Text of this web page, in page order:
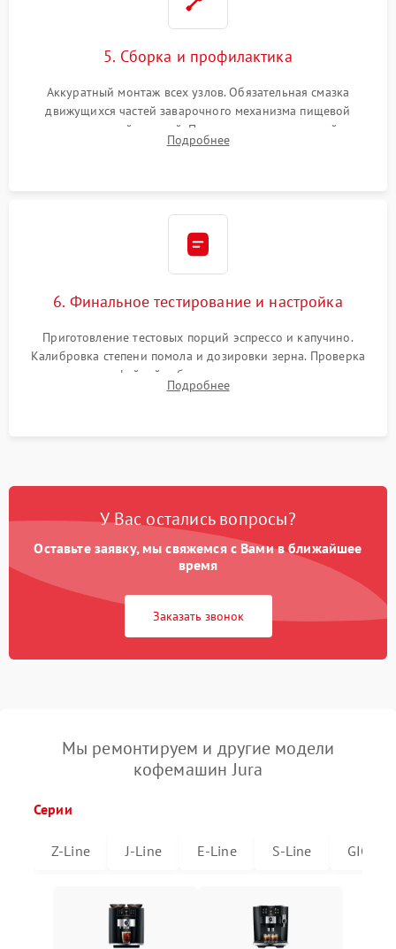
5. Сборка и профилактика
Аккуратный монтаж всех узлов. Обязательная смазка
движущихся частей заварочного механизма пищевой
силиконовой смазкой. Проведение программной
декальцинации и очистки системы от кофейных масел.
Подробнее
6. Финальное тестирование и настройка
Приготовление тестовых порций эспрессо и капучино.
Калибровка степени помола и дозировки зерна. Проверка
плотности кофейной таблетки, температуры напитка и
качества молочной пены. Контроль отсутствия посторонних
Подробнее
У Вас остались вопросы?
Оставьте заявку, мы свяжемся с Вами в ближайшее
время
Заказать звонок
Мы ремонтируем и другие модели
кофемашин Jura
Серии
Z-Line J-Line E-Line S-Line GIGA